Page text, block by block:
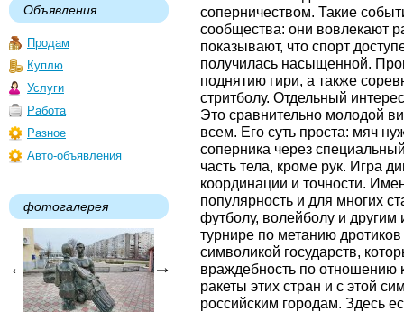
Объявления
Продам
Куплю
Услуги
Работа
Разное
Авто-объявления
фотогалерея
соперничеством. Такие
сообщества: они вовлекают
показывают, что спорт
получилась насыщенной.
поднятию гири, а также
стритболу. Отдельный
Это сравнительно молодой
всем. Его суть проста: мяч
соперника через
часть тела, кроме рук. Игра
координации и точности.
популярность и для многих
футболу, волейболу и
турнире по метанию
символикой государств,
враждебность по отношению
ракеты этих стран и с этой
российским городам. Здесь